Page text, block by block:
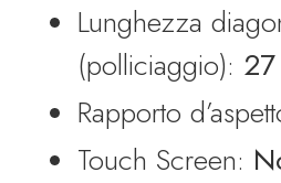
originale
era:
€ 379.90.
Lunghezza
(polliciaggio):
Rapporto
Touch Screen: